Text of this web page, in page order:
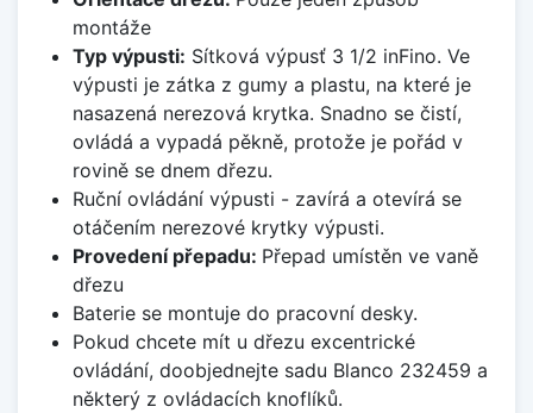
montáže
Typ výpusti: Sítková výpusť 3 1/2 inFino. Ve
výpusti je zátka z gumy a plastu, na které je
nasazená nerezová krytka. Snadno se čistí,
ovládá a vypadá pěkně, protože je pořád v
rovině se dnem dřezu.
Ruční ovládání výpusti - zavírá a otevírá se
otáčením nerezové krytky výpusti.
Provedení přepadu: Přepad umístěn ve vaně
dřezu
Baterie se montuje do pracovní desky.
Pokud chcete mít u dřezu excentrické
ovládání, doobjednejte sadu Blanco 232459 a
některý z ovládacích knoflíků.